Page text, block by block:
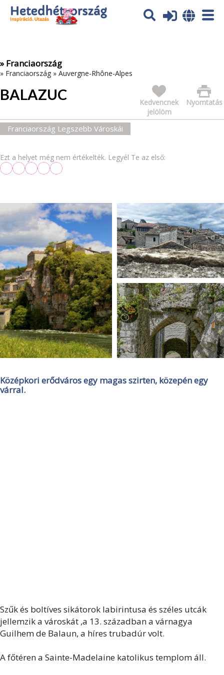
Az oldal sütiket (cookies) használ. További tájékoztatás itt:
Adatvédelmi tájékoztató
» Franciaország
» Franciaország » Auvergne-Rhône-Alpes
BALAZUC Nyomtatás
Kedvencnek
jelölöm
Franciaország Legszebb Városkái
Ezt a helyet még nem értékelték. Legyél Te az első:
Középkori erődváros egy magas szirten, közepén egy
várral.
Szűk és boltíves sikátorok labirintusa és széles utcák
jellemzik a városkát ,a 13. században a várnagya
Guilhem de Balaun, a híres trubadúr volt.
A főtéren a Sainte-Madelaine katolikus templom áll.